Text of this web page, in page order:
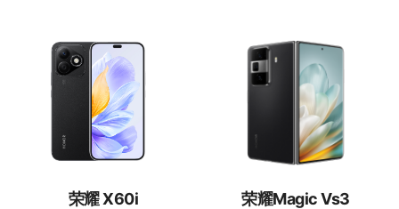
荣耀 X60i 荣耀Magic Vs3